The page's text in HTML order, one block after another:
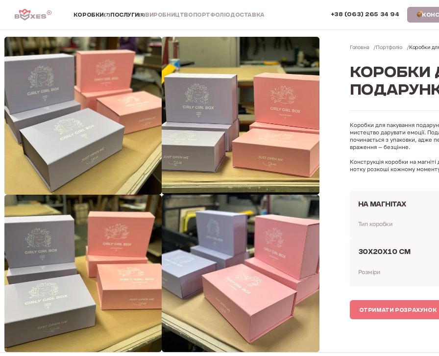
КОРОБКИ(7) ПОСЛУГИ(5) ВИРОБНИЦТВО ПОРТФОЛІО ДОСТАВКА +38 (063) 265 34 94
Головна Портфоліо Коробки
КОРОБКИ
Коробки для пакування
мистецтво дарувати емоції.
починається з упаковки, адже
враження — безцінне.
Конструкція коробки на магніті
нотку розкоші кожному
НА МАГНІТАХ
Тип коробки
30Х20Х10 СМ
Розміри
ОТРИМАТИ РОЗРАХУНОК